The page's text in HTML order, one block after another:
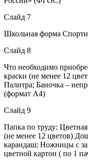
Слайд 7
Школьная форма
Слайд 8
Что необходимо
краски (не менее 12
Палитра; Баночка –
(формат А4)
Слайд 9
Папка по труду:
(не менее 12 цветов)
карандаш; Ножницы с
цветной картон ( по 1